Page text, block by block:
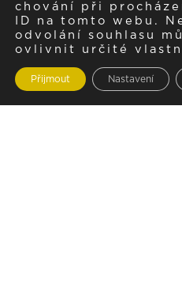
chování při
ID na tomto webu.
odvolání souhlasu
ovlivnit určité
Přijmout Nastavení